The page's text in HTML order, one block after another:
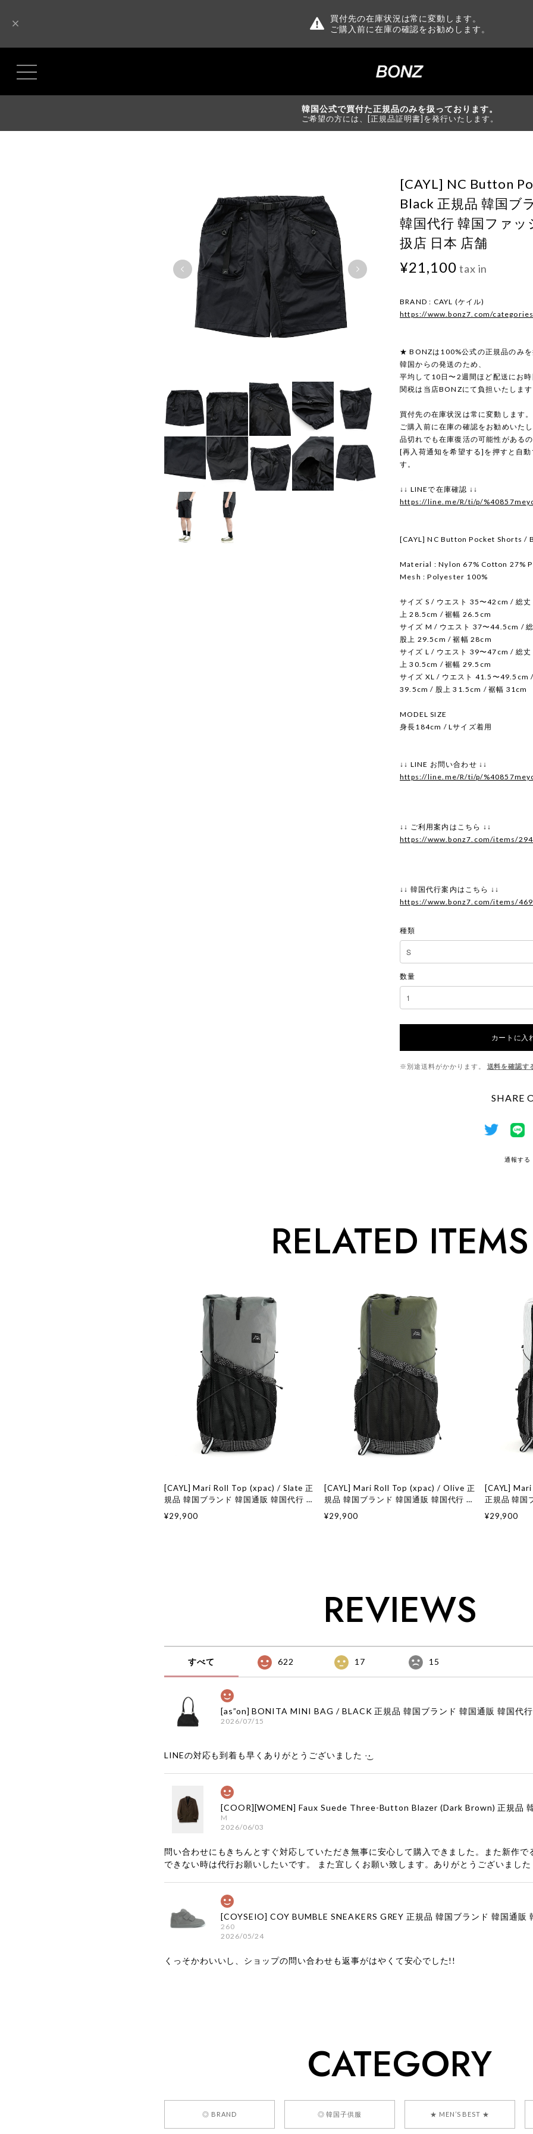
買付先の在庫状況は常に変動します。
ご購入前に在庫の確認をお勧めします。
韓国公式で買付た正規品のみを扱っております。
ご希望の方には、[正規品証明書]を発行いたします。
[CAYL] NC Button
Black 正規品 韓国ブ
韓国代行 韓国ファ
扱店 日本 店舗
¥21,100 tax in
BRAND : CAYL (ケイル)
https://www.bonz7.com/
★ BONZは100%公式の正規品のみ
韓国からの発送のため、
平均して10日〜2週間ほど配送にお
関税は当店BONZにて負担いたしま
買付先の在庫状況は常に変動します。
ご購入前に在庫の確認をお勧めいた
品切れでも在庫復活の可能性がある
[再入荷通知を希望する]を押すと自
す。
↓↓ LINEで在庫確認 ↓↓
https://line.me/R/ti/p/
[CAYL] NC Button Pocket Shorts /
Material : Nylon 67% Cotton 27%
Mesh : Polyester 100%
サイズ S / ウエスト 35〜42cm / 総
上 28.5cm / 裾幅 26.5cm
サイズ M / ウエスト 37〜44.5cm /
股上 29.5cm / 裾幅 28cm
サイズ L / ウエスト 39〜47cm / 総
上 30.5cm / 裾幅 29.5cm
サイズ XL / ウエスト 41.5〜49.5cm
39.5cm / 股上 31.5cm / 裾幅 31cm
MODEL SIZE
身長184cm / Lサイズ着用
↓↓ LINE お問い合わせ ↓↓
https://line.me/R/ti/p/
↓↓ ご利用案内はこちら ↓↓
https://www.bonz7.com/items/
↓↓ 韓国代行案内はこちら ↓↓
https://www.bonz7.com/items/
種類
数量
カートに入
※別途送料がかかります。 送料を確認す
SHARE
通報する
RELATED ITEMS
[CAYL] Mari Roll Top (xpac) / Slate 正
規品 韓国ブランド 韓国通販 韓国代行 韓
¥29,900
[CAYL] Mari Roll Top (xpac) / Olive 正
規品 韓国ブランド 韓国通販 韓国代行 韓
¥29,900
[CAYL]
正規品 韓国
舗
¥29,900
REVIEWS
すべて 622 17 15
2026/07/15
LINEの対応も到着も早くありがとうございました‪ ·͜·
M
2026/06/03
問い合わせにもきちんとすぐ対応していただき無事に安心して購入できました。また新作で
できない時は代行お願いしたいです。 また宜しくお願い致します。ありがとうございました
260
2026/05/24
くっそかわいいし、ショップの問い合わせも返事がはやくて安心でした!!
2026/05/24
CATEGORY
◎ BRAND ◎ 韓国子供服 ★ MEN’S BEST ★